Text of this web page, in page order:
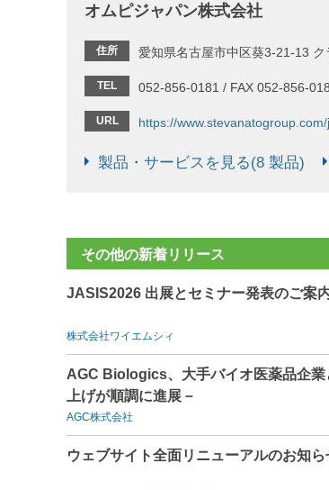
オムピジャパン株式会社
住所 愛知県名古屋市中区葵3-21-13
TEL 052-856-0181 / FAX 052-856-
URL https://
製品・サービスを見る(8 製品)
その他の新着リリース
JASIS2026 出展とセミナー発表のご案
株式会社ワイエムシィ
AGC Biologics、大手バイオ医薬品企
上げが順調に進展－
AGC株式会社
ウェブサイト全面リニューアルのお知ら